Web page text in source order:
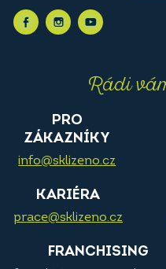
Rádi
PRO
ZÁKAZNÍKY
info@sklizeno.cz
KARIÉRA
prace@sklizeno.cz
FRANCHISING